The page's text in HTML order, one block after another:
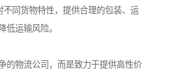
不同货物特性，提供合理的包装、运
低运输风险。
的物流公司，而是致力于提供高性价